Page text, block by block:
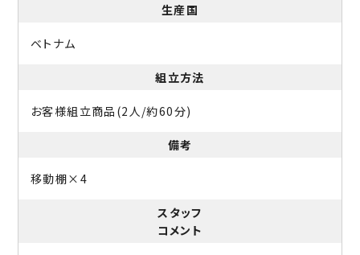
生産国
ベトナム
組立方法
お客様組立商品(2人/約60分)
備考
移動棚×4
スタッフ
コメント